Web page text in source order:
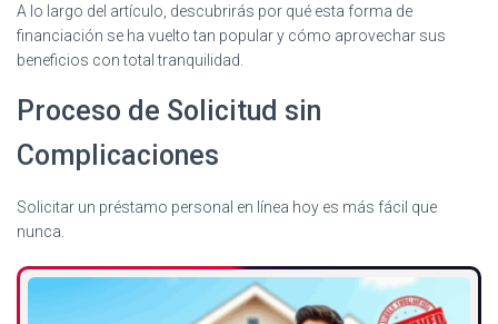
A lo largo del artículo, descubrirás por qué esta forma de
financiación se ha vuelto tan popular y cómo aprovechar sus
beneficios con total tranquilidad.
Proceso de Solicitud sin
Complicaciones
Solicitar un préstamo personal en línea hoy es más fácil que
nunca.